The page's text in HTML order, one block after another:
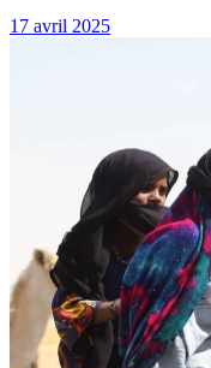
17 avril 2025